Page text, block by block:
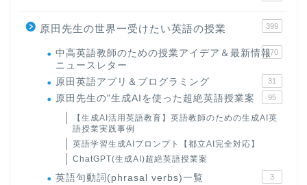
原田先生の世界一受けたい英語の授業 399
中高英語教師のための授業アイデア＆最新情報
ニュースレター
170
原田英語アプリ＆プログラミング 31
原田先生の"生成AIを使った超絶英語授業案 95
【生成AI活用英語教育】英語教師のための生成AI英
語授業実践事例
英語学習生成AIプロンプト【都立AI完全対応】
ChatGPT(生成AI)超絶英語授業案
英語句動詞(phrasal verbs)一覧 3